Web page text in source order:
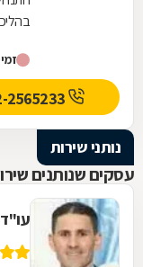
ליווי...
נותני שירות
עסקים שנותנים
עו"ד